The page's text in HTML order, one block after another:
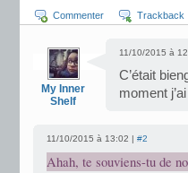
Commenter Trackback
My Inner
Shelf
11/10/2015 à
C’était
moment
11/10/2015 à 13:02 | #2
Ahah, te souviens-tu de